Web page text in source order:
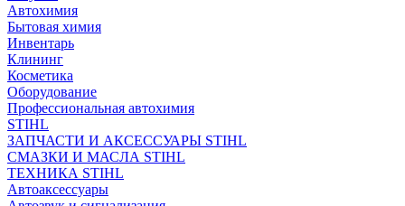
Автохимия
Бытовая химия
Инвентарь
Клининг
Косметика
Оборудование
Профессиональная автохимия
STIHL
ЗАПЧАСТИ И АКСЕССУАРЫ STIHL
СМАЗКИ И МАСЛА STIHL
ТЕХНИКА STIHL
Автоаксессуары